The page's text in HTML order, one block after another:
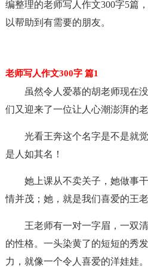
编整理的老师写人作文300字5篇
以帮助到有需要的朋友。
老师写人作文300字 篇1
虽然令人爱慕的胡老师现在
们又迎来了一位让人心潮澎湃的
光看王奔这个名字是不是就
是人如其名！
她上课从不卖关子，她做事
情并茂；她，就是我们喜爱的王老
王老师有一对一字眉，一双
的性格。一头染黄了的短短的秀
力，就像一个令人喜爱的洋娃娃。